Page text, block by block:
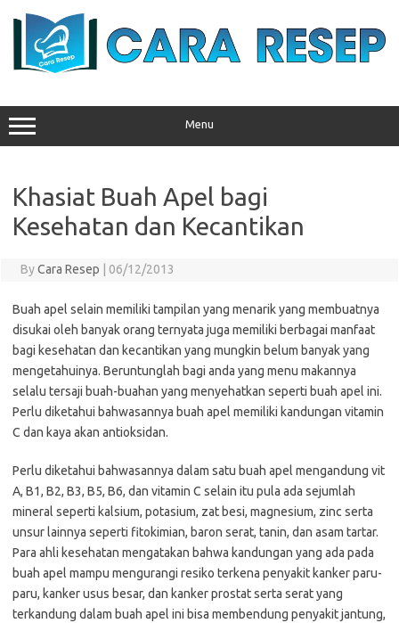
Menu
Khasiat Buah Apel bagi
Kesehatan dan Kecantikan
ByCara Resep 06/12/2013
Buah apel selain memiliki tampilan yang menarik yang membuatnya
disukai oleh banyak orang ternyata juga memiliki berbagai manfaat
bagi kesehatan dan kecantikan yang mungkin belum banyak yang
mengetahuinya. Beruntunglah bagi anda yang menu makannya
selalu tersaji buah-buahan yang menyehatkan seperti buah apel ini.
Perlu diketahui bahwasannya buah apel memiliki kandungan vitamin
C dan kaya akan antioksidan.
Perlu diketahui bahwasannya dalam satu buah apel mengandung vit
A, B1, B2, B3, B5, B6, dan vitamin C selain itu pula ada sejumlah
mineral seperti kalsium, potasium, zat besi, magnesium, zinc serta
unsur lainnya seperti fitokimian, baron serat, tanin, dan asam tartar.
Para ahli kesehatan mengatakan bahwa kandungan yang ada pada
buah apel mampu mengurangi resiko terkena penyakit kanker paru-
paru, kanker usus besar, dan kanker prostat serta serat yang
terkandung dalam buah apel ini bisa membendung penyakit jantung,